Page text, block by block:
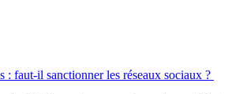
: faut-il sanctionner les réseaux sociaux ?